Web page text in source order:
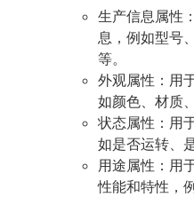
生产信息属性
息，例如型号
等。
外观属性：用
如颜色、材质
状态属性：用
如是否运转、
用途属性：用
性能和特性，